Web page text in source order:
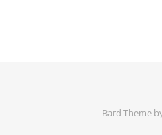
Bard Theme